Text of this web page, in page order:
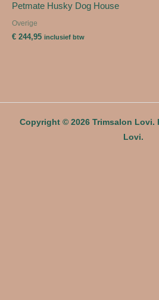
Petmate Husky Dog House
Overige
€ 244,95 inclusief btw
Copyright © 2026 Trimsalon Lovi.
Lovi.